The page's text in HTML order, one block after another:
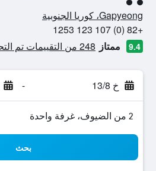
تقييم فئة 2
Gapyeong، كوريا الجنوبية
+82 (0) 107 123 1253
9.4 ممتاز 248 من التقييمات تم التحقق منها
خ 13/8 -
2 من الضيوف، غرفة واحدة
بحث